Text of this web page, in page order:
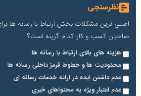
نظرسنجی
اصلی ترین مشکلات بخش ارتباط با رسانه ها
صاحبان کسب و کار کدام گزینه است؟
هزینه های بالای ارتباط با رسانه ها
محدودیت ها و خطوط قرمز داخلی رسانه ها
عدم داشتن ایده در ارائه خدمات رسانه ای
عدم اعتبار ویژه به محتواهای خبری